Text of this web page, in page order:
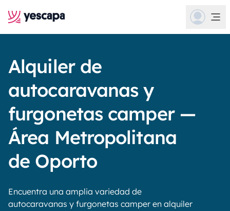
Alquiler de
autocaravanas y
furgonetas camper —
Área Metropolitana
de Oporto
Encuentra una amplia variedad de
autocaravanas y furgonetas camper en alquiler